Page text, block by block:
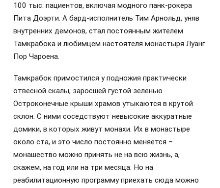
100 тыс. пациентов, включая модного панк-рокера
Пита Доэрти. А бард-исполнитель Тим Арнольд, уняв
внутренних демонов, стал постоянным жителем
Тамкрабока и любимцем настоятеля монастыря Луанг
Пор Чароена.
Тамкрабок примостился у подножия практически
отвесной скалы, заросшей густой зеленью.
Остроконечные крыши храмов утыкаются в крутой
склон. С ними соседствуют невысокие аккуратные
домики, в которых живут монахи. Их в монастыре
около ста, и это число постоянно меняется –
монашество можно принять не на всю жизнь, а,
скажем, на год или на три месяца. Но на
реабилитационную программу приехать сюда можно